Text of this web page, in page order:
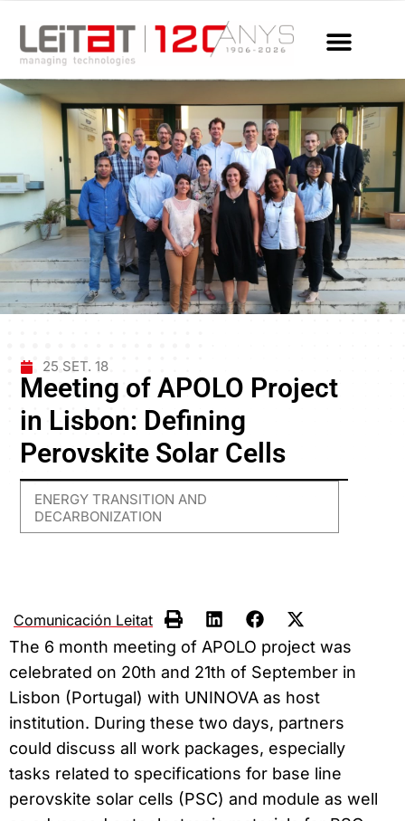
25 SET. 18
Meeting of APOLO Project
in Lisbon: Defining
Perovskite Solar Cells
ENERGY TRANSITION AND
DECARBONIZATION
Comunicación Leitat
The 6 month meeting of APOLO project was
celebrated on 20th and 21th of September in
Lisbon (Portugal) with UNINOVA as host
institution. During these two days, partners
could discuss all work packages, especially
tasks related to specifications for base line
perovskite solar cells (PSC) and module as well